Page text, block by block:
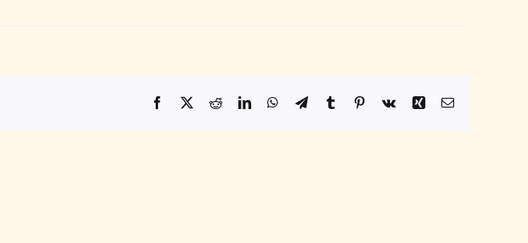
Facebook
X RedditLinkedInWhatsApp
TelegramTumblr Pinterest
Vk Xing Email